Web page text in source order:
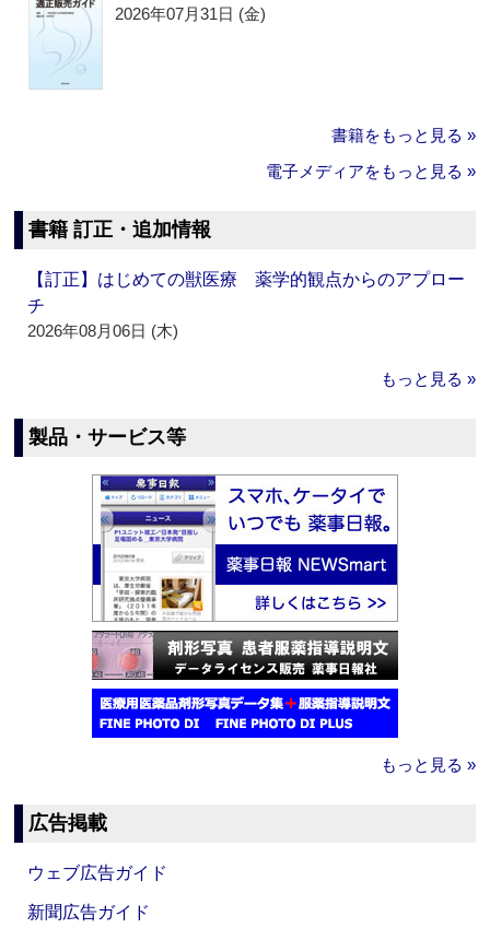
2026年07月31日 (金)
書籍をもっと見る »
電子メディアをもっと見る »
書籍 訂正・追加情報
【訂正】はじめての獣医療 薬学的観点からのアプロー
チ
2026年08月06日 (木)
もっと見る »
製品・サービス等
もっと見る »
広告掲載
ウェブ広告ガイド
新聞広告ガイド